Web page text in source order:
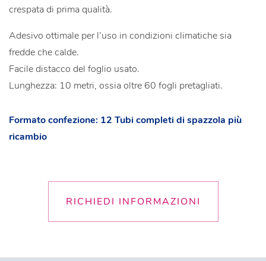
crespata di prima qualità.
Adesivo ottimale per l’uso in condizioni climatiche sia
fredde che calde.
Facile distacco del foglio usato.
Lunghezza: 10 metri, ossia oltre 60 fogli pretagliati.
Formato confezione: 12 Tubi completi di spazzola più
ricambio
RICHIEDI INFORMAZIONI